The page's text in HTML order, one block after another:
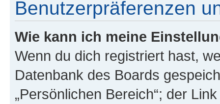
Benutzerpräferenzen
Wie kann ich meine
Wenn du dich registriert hast,
Datenbank des Boards
„Persönlichen Bereich“; der